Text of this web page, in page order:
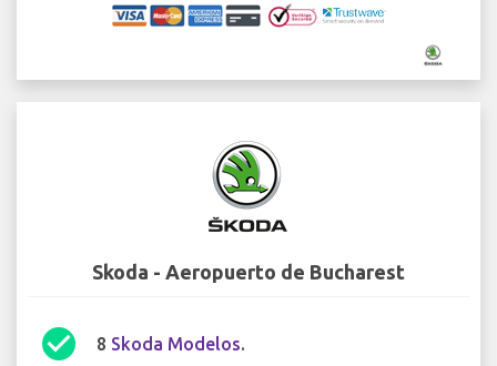
Skoda - Aeropuerto de Bucharest
check_circle 8 Skoda Modelos.